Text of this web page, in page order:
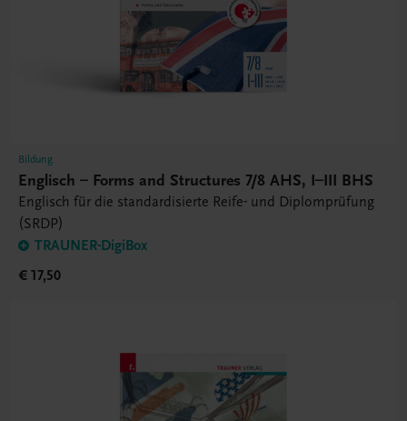
Bildung
Englisch – Forms and Structures 7/8 AHS, I–III BHS
Englisch für die standardisierte Reife- und Diplomprüfung
(SRDP)
TRAUNER-DigiBox
€ 17,50